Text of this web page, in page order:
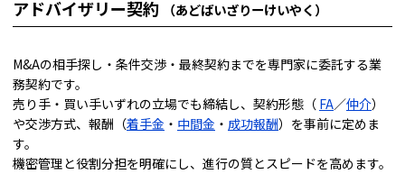
アドバイザリー契約 （あどばいざりーけいやく）
M&Aの相手探し・条件交渉・最終契約までを専門家に委託する業
務契約です。
売り手・買い手いずれの立場でも締結し、契約形態（ FA／仲介）
や交渉方式、報酬（着手金 ・ 中間金 ・ 成功報酬）を事前に定めま
す。
機密管理と役割分担を明確にし、進行の質とスピードを高めます。